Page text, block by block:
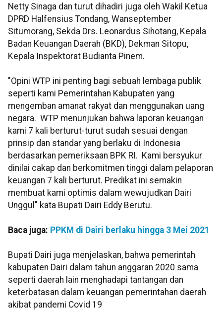
Netty Sinaga dan turut dihadiri juga oleh Wakil Ketua
DPRD Halfensius Tondang, Wanseptember
Situmorang, Sekda Drs. Leonardus Sihotang, Kepala
Badan Keuangan Daerah (BKD), Dekman Sitopu,
Kepala Inspektorat Budianta Pinem.
"Opini WTP ini penting bagi sebuah lembaga publik
seperti kami Pemerintahan Kabupaten yang
mengemban amanat rakyat dan menggunakan uang
negara. WTP menunjukan bahwa laporan keuangan
kami 7 kali berturut-turut sudah sesuai dengan
prinsip dan standar yang berlaku di Indonesia
berdasarkan pemeriksaan BPK RI. Kami bersyukur
dinilai cakap dan berkomitmen tinggi dalam pelaporan
keuangan 7 kali berturut. Predikat ini semakin
membuat kami optimis dalam wewujudkan Dairi
Unggul" kata Bupati Dairi Eddy Berutu.
Baca juga: PPKM di Dairi berlaku hingga 3 Mei 2021
Bupati Dairi juga menjelaskan, bahwa pemerintah
kabupaten Dairi dalam tahun anggaran 2020 sama
seperti daerah lain menghadapi tantangan dan
keterbatasan dalam keuangan pemerintahan daerah
akibat pandemi Covid 19